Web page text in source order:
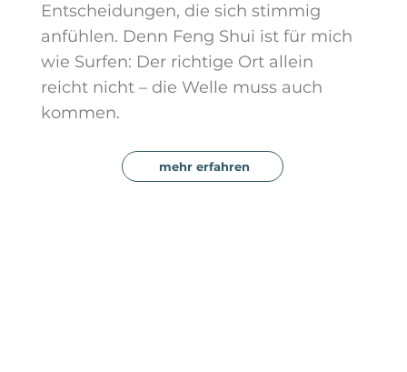
Entscheidungen, die sich stimmig
anfühlen. Denn Feng Shui ist für mich
wie Surfen: Der richtige Ort allein
reicht nicht – die Welle muss auch
kommen.
mehr erfahren